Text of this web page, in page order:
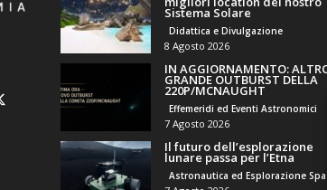
Sistema Solare
Didattica e Divulgazione
8 Agosto 2026
IN AGGIORNAMENTO:
GRANDE OUTBURST DELLA
220P/MCNAUGHT
Effemeridi ed Eventi Astronomici
7 Agosto 2026
Il futuro dell’esplorazione
lunare passa per l’Etna